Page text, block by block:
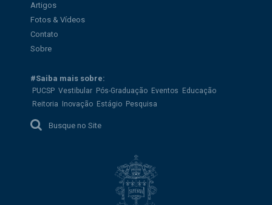
Artigos
Fotos & Vídeos
Contato
Sobre
#Saiba mais sobre:
PUCSP Vestibular Pós-Graduação Eventos
Educação
Reitoria
Inovação Estágio Pesquisa
Busque no Site